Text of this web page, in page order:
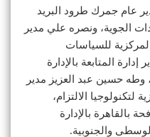
عام جمرك طرود البريد
الجوية، ونصره علي مدير
المركزية للسياسات
المتابعة بالإدارة
وطه حسين عبد العزيز مدير
لتكنولوجيا الالتزام،
بالقاهرة بالإدارة
والجنوبية.